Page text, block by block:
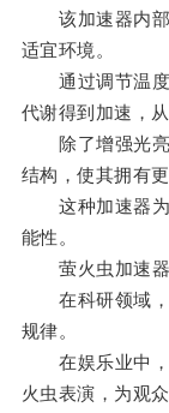
该加速器内部
适宜环境。
通过调节温度
代谢得到加速，
除了增强光亮
结构，使其拥有
这种加速器为
能性。
萤火虫加速器
在科研领域，
规律。
在娱乐业中，
火虫表演，为观